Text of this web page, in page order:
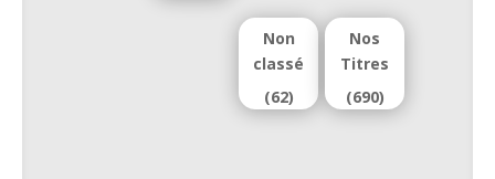
Non
classé
(62)
Nos
Titres
(690)